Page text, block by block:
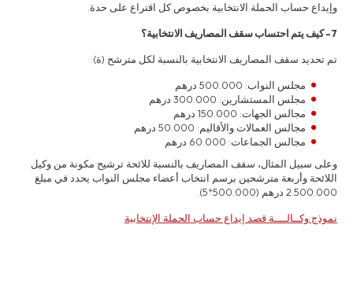
وإيداع حساب الحملة الانتخابية بخصوص كل اقتراع على حدة.
7- كيف يتم احتساب سقف المصاريف الانتخابية؟
تم تحديد سقف المصاريف الانتخابية بالنسبة لكل مترشح (ة):
مجلس النواب: 500.000 درهم
مجلس المستشارين: 300.000 درهم
مجالس الجهات: 150.000 درهم
مجالس العمالات والأقاليم: 50.000 درهم
مجالس الجماعات: 60.000 درهم
وعلى سبيل المثال، سقف المصاريف بالنسبة للائحة ترشيح مكونة من وكيل
اللائحة وأربعة مترشحين برسم انتخاب أعضاء مجلس النواب يحدد في مبلغ
2.500.000 درهم (500.000*5).
نموذج وكــالــــة قصد إيداع حساب الحملة الإنتخابية